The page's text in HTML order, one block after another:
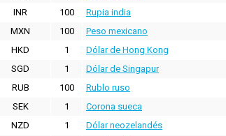
INR
100 Rupia india
MXN
100 Peso mexicano
HKD
1 Dólar de Hong Kong
SGD
1 Dólar de Singapur
RUB
100 Rublo ruso
SEK
1 Corona sueca
NZD
1 Dólar neozelandés